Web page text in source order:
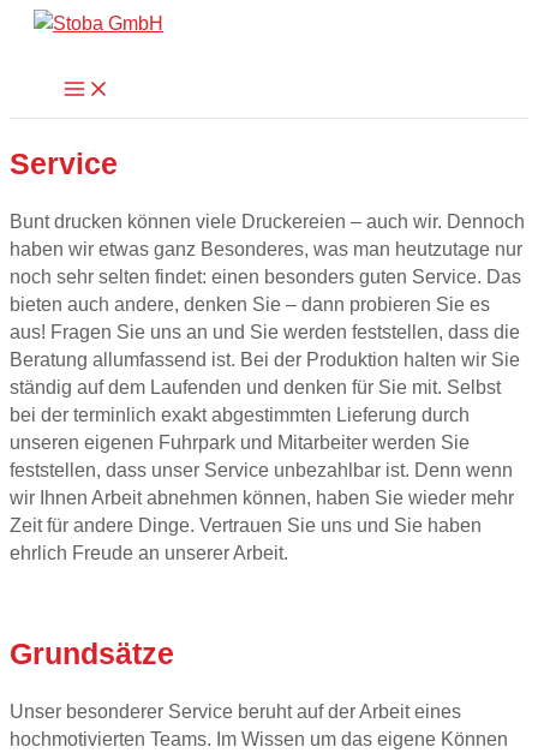
Zum
springenMain
Menu
Service
Bunt drucken können viele Druckereien – auch wir. Dennoch
haben wir etwas ganz Besonderes, was man heutzutage nur
noch sehr selten findet: einen besonders guten Service. Das
bieten auch andere, denken Sie – dann probieren Sie es
aus! Fragen Sie uns an und Sie werden feststellen, dass die
Beratung allumfassend ist. Bei der Produktion halten wir Sie
ständig auf dem Laufenden und denken für Sie mit. Selbst
bei der terminlich exakt abgestimmten Lieferung durch
unseren eigenen Fuhrpark und Mitarbeiter werden Sie
feststellen, dass unser Service unbezahlbar ist. Denn wenn
wir Ihnen Arbeit abnehmen können, haben Sie wieder mehr
Zeit für andere Dinge. Vertrauen Sie uns und Sie haben
ehrlich Freude an unserer Arbeit.
Grundsätze
Unser besonderer Service beruht auf der Arbeit eines
hochmotivierten Teams. Im Wissen um das eigene Können